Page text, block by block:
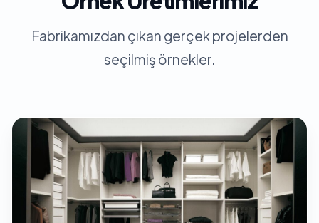
Fabrikamızdan çıkan gerçek projelerden
seçilmiş örnekler.